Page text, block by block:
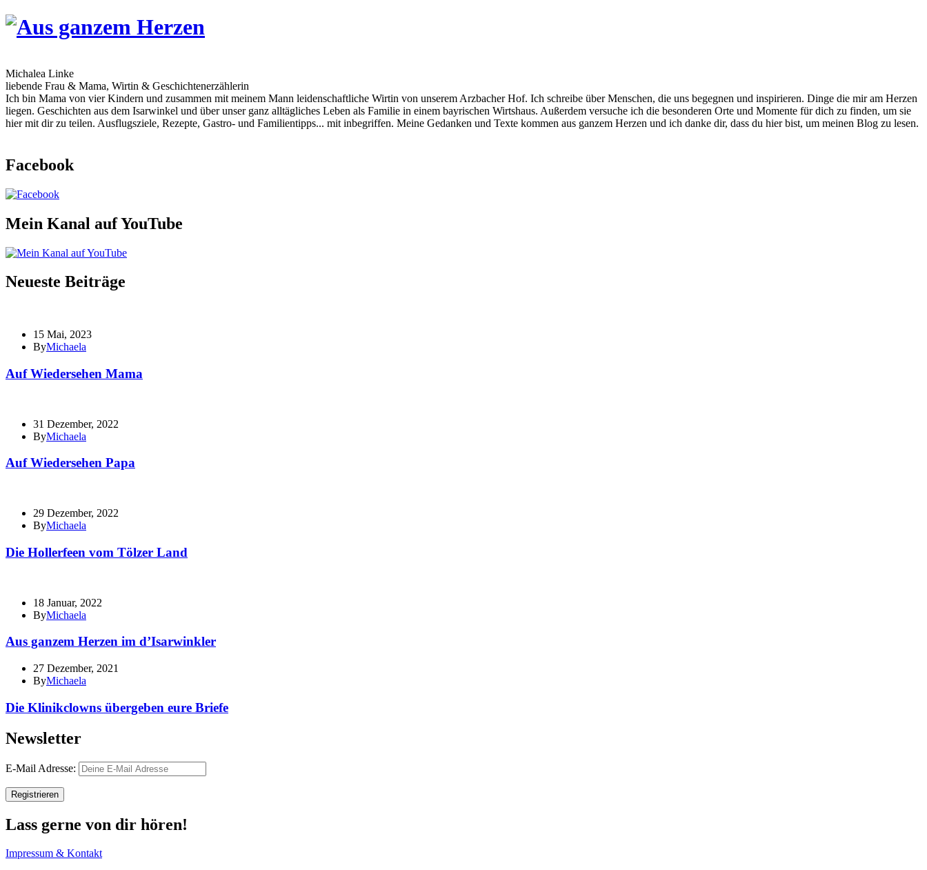
Skip
Michalea Linke
liebende Frau & Mama, Wirtin & Geschichtenerzählerin
Ich bin Mama von vier Kindern und zusammen mit meinem Mann leidenschaftliche Wirtin von unserem Arzbacher Hof. Ich schreibe über Menschen, die uns begegnen und inspirieren. Dinge die mir am Herzen
liegen. Geschichten aus dem Isarwinkel und über unser ganz alltägliches Leben als Familie in einem bayrischen Wirtshaus. Außerdem versuche ich die besonderen Orte und Momente für dich zu finden, um sie
hier mit dir zu teilen. Ausflugsziele, Rezepte, Gastro- und Familientipps... mit inbegriffen. Meine Gedanken und Texte kommen aus ganzem Herzen und ich danke dir, dass du hier bist, um meinen Blog zu lesen.
Facebook
Mein Kanal auf YouTube
Neueste Beiträge
15 Mai, 2023
ByMichaela
Auf Wiedersehen Mama
31 Dezember, 2022
ByMichaela
Auf Wiedersehen Papa
29 Dezember, 2022
ByMichaela
Die Hollerfeen vom Tölzer Land
18 Januar, 2022
ByMichaela
Aus ganzem Herzen im d’Isarwinkler
27 Dezember, 2021
ByMichaela
Die Klinikclowns übergeben eure Briefe
Newsletter
E-Mail Adresse:
Lass gerne von dir hören!
Impressum & Kontakt